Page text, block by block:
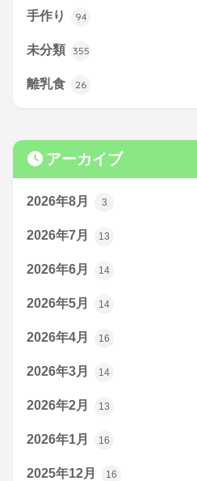
手作り 94
未分類 355
離乳食 26
アーカイブ
2026年8月 3
2026年7月 13
2026年6月 14
2026年5月 14
2026年4月 16
2026年3月 14
2026年2月 13
2026年1月 16
2025年12月 16